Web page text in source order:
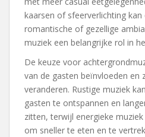
kaarsen of sfeerverlichting
romantische of gezellige
muziek een belangrijke rol in
De keuze voor
van de gasten beïnvloeden en
veranderen. Rustige muziek
gasten te ontspannen en
zitten, terwijl energieke
om sneller te eten en te